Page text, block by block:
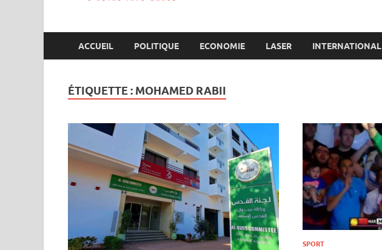
ACCUEIL POLITIQUE ECONOMIE LASER INTERNATIONAL
ÉTIQUETTE : MOHAMED RABII
SPORT